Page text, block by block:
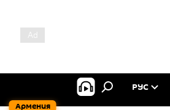
Армения
РУС